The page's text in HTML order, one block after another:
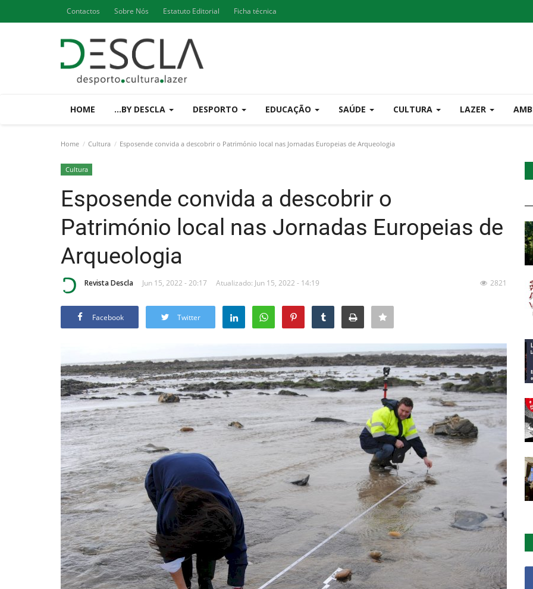
Contactos Sobre Nós Estatuto Editorial Ficha técnica
HOME ...BY DESCLA DESPORTO EDUCAÇÃO SAÚDE CULTURA LAZER
Home Cultura Esposende convida a descobrir o Património local nas Jornadas Europeias de Arqueologia
Cultura
Esposende convida a descobrir o
Património local nas Jornadas Europeias de
Arqueologia
Revista Descla Jun 15, 2022 - 20:17 Atualizado: Jun 15, 2022 - 14:19 2821
Facebook Twitter